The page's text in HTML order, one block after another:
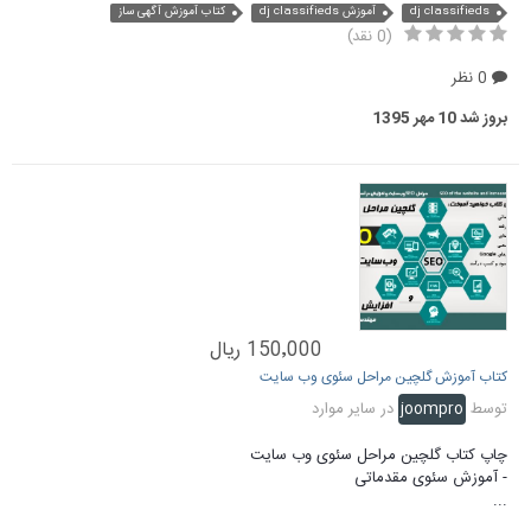
dj classifieds آموزش dj classifieds کتاب آموزش آگهی ساز
(0 نقد)
بروز شد10 مهر 1395
150٬000 ریال
کتاب آموزش گلچین مراحل سئوی وب سایت
توسط joompro در سایر موارد
چاپ کتاب گلچین مراحل سئوی وب سایت
- آموزش سئوی مقدماتی
...